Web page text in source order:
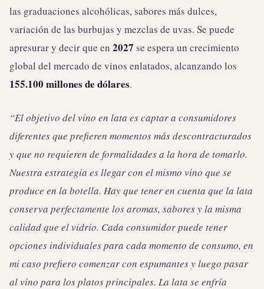
las graduaciones alcohólicas, sabores más dulces,
variación de las burbujas y mezclas de uvas. Se puede
apresurar y decir que en 2027 se espera un crecimiento
global del mercado de vinos enlatados, alcanzando los
155.100 millones de dólares.
“El objetivo del vino en lata es captar a consumidores
diferentes que prefieren momentos más descontracturados
y que no requieren de formalidades a la hora de tomarlo.
Nuestra estrategia es llegar con el mismo vino que se
produce en la botella. Hay que tener en cuenta que la lata
conserva perfectamente los aromas, sabores y la misma
calidad que el vidrio. Cada consumidor puede tener
opciones individuales para cada momento de consumo, en
mi caso prefiero comenzar con espumantes y luego pasar
al vino para los platos principales. La lata se enfría